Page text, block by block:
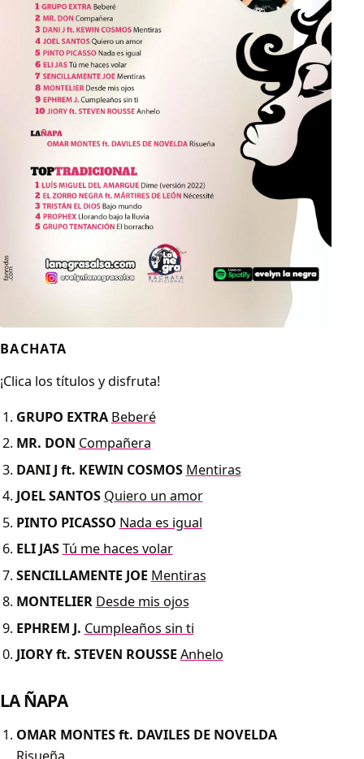
BACHATA
¡Clica los títulos y disfruta!
GRUPO EXTRA Beberé
MR. DON Compañera
DANI J ft. KEWIN COSMOS Mentiras
JOEL SANTOS Quiero un amor
PINTO PICASSO Nada es igual
ELI JAS Tú me haces volar
SENCILLAMENTE JOE Mentiras
MONTELIER Desde mis ojos
EPHREM J. Cumpleaños sin ti
JIORY ft. STEVEN ROUSSE Anhelo
LA ÑAPA
OMAR MONTES ft. DAVILES DE NOVELDA